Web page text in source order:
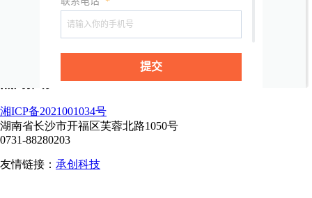
湘ICP备2021001034号
湖南省长沙市开福区芙蓉北路1050号
0731-88280203
友情链接： 承创科技